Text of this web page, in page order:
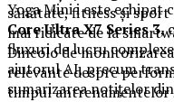
Yoga Mini i este echipat
Core Ultra X7 Series 3,
fluxuri de lucru
ajutorul AI, precum
sumarizarea notițelor
sănătate, fitness și
mai ridicate de la
Dincolo de
relevante despre
timpul antrenamentelor